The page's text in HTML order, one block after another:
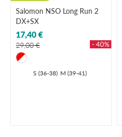
Salomon NSO Long Run 2
DX+SX
17,40 €
29,00 € - 40%
S (36-38) M (39-41)